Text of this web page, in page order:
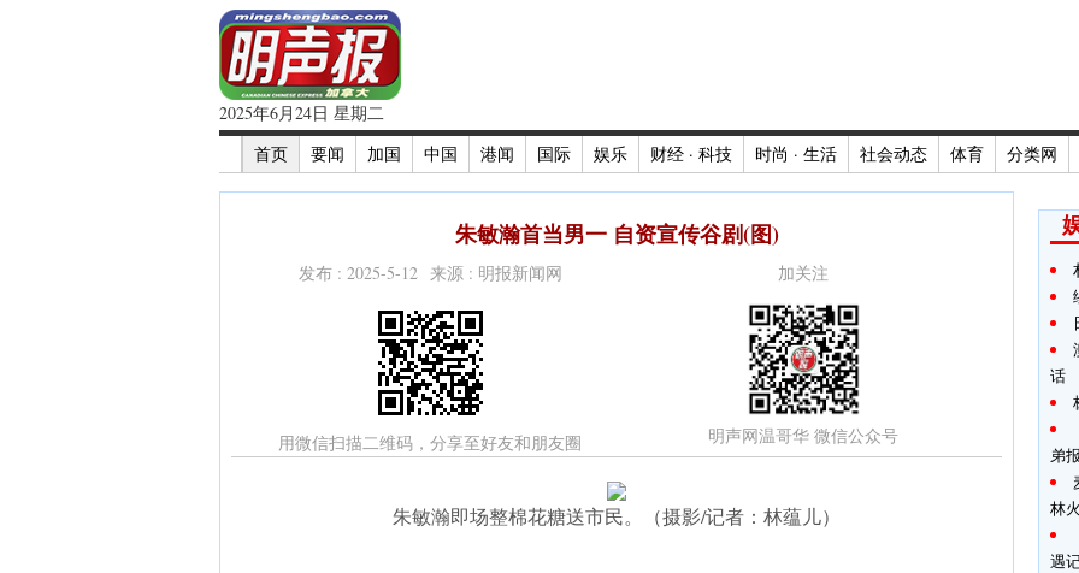
2025年6月24日 星期二
首页
要闻 加国 中国 港闻 国际 娱乐 财经 · 科技 时尚 · 生活 社会动态 体育 分类网
朱敏瀚首当男一 自资宣传谷剧(图)
发布 : 2025-5-12 来源 : 明报新闻网
用微信扫描二维码，分享至好友和朋友圈
加关注
明声网温哥华 微信公众号
朱敏瀚即场整棉花糖送市民。（摄影/记者：林蕴儿）
话
弟
林
遇